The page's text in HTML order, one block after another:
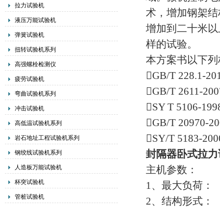
拉力试验机
液压万能试验机
弹簧试验机
扭转试验机系列
高强螺栓检测仪
疲劳试验机
弯曲试验机系列
冲击试验机
高低温试验机系列
岩石地址工程试验机系列
钢绞线试验机系列
人造板万能试验机
杯突试验机
管桩试验机
术，增加钢架
增加到二十米
样的试验。
本方案书以下
GB/T 228.1-
GB/T 2611-
SY T 5106-
GB/T 20970-
SY/T 5183-
封隔器卧式拉
主机参数：
1、最大负
2、结构形式